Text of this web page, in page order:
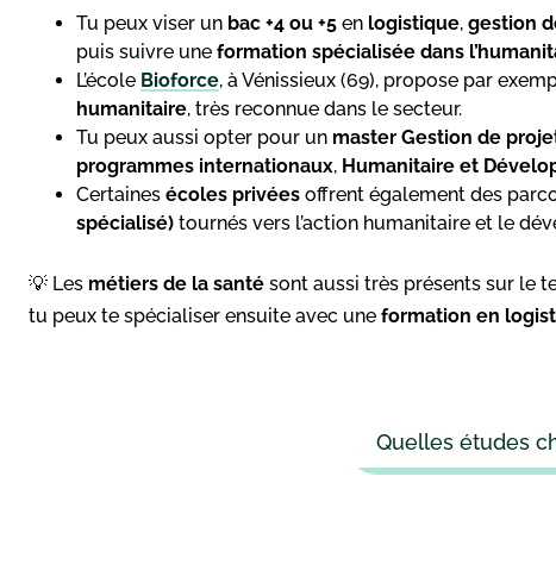
Tu peux viser un bac +4 ou +5 en logistique, gestion
puis suivre une formation spécialisée dans
L’école Bioforce, à Vénissieux (69), propose par
humanitaire, très reconnue dans le secteur.
Tu peux aussi opter pour un master Gestion de
programmes internationaux, Humanitaire et
Certaines écoles privées offrent également des
spécialisé) tournés vers l’action humanitaire et le
💡 Les métiers de la santé sont aussi très présents sur le
tu peux te spécialiser ensuite avec une formation en
Quelles études